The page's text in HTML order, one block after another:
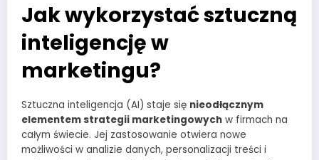
Jak wykorzystać sztuczną
inteligencję w
marketingu?
Sztuczna inteligencja (AI) staje się nieodłącznym
elementem strategii marketingowych w firmach na
całym świecie. Jej zastosowanie otwiera nowe
możliwości w analizie danych, personalizacji treści i